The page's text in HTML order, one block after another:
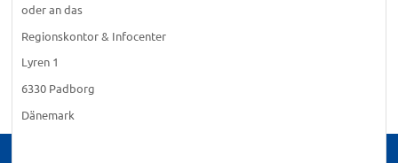
oder an das
Regionskontor & Infocenter
Lyren 1
6330 Padborg
Dänemark